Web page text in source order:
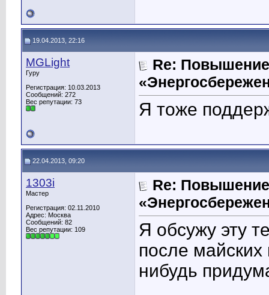
19.04.2013, 22:16
MGLight
Гуру
Регистрация: 10.03.2013
Сообщений: 272
Вес репутации: 73
Re:
Я тоже
22.04.2013, 09:20
1303i
Мастер
Регистрация: 02.11.2010
Адрес: Москва
Сообщений: 82
Вес репутации: 109
Re:
Я обсужу эту
после
нибудь